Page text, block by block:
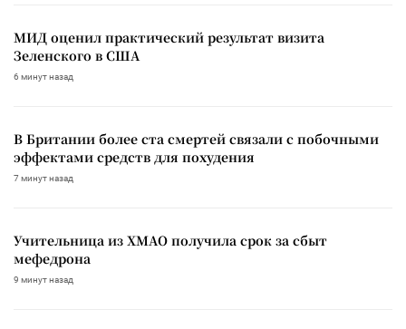
МИД оценил практический результат визита
Зеленского в США
6 минут назад
В Британии более ста смертей связали с побочными
эффектами средств для похудения
7 минут назад
Учительница из ХМАО получила срок за сбыт
мефедрона
9 минут назад